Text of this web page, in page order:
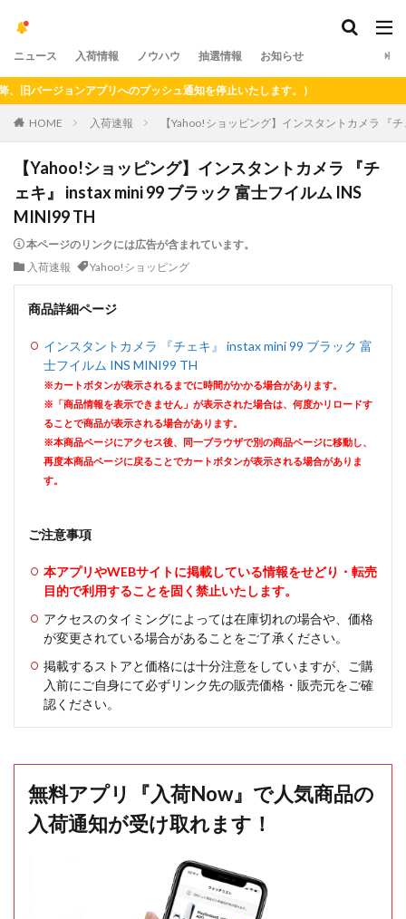
ニュース 入荷情報 ノウハウ 抽選情報 お知らせ
ジョンアプリへのプッシュ通知を停止いたします。）
HOME 入荷速報 【Yahoo!ショッピング】インスタントカメラ 『
【Yahoo!ショッピング】インスタントカメラ 『チ
ェキ』 instax mini 99 ブラック 富士フイルム INS
MINI99 TH
本ページのリンクには広告が含まれています。
入荷速報
Yahoo!ショッピング
商品詳細ページ
インスタントカメラ 『チェキ』 instax mini 99 ブラック 富
士フイルム INS MINI99 TH
※カートボタンが表示されるまでに時間がかかる場合があります。
※「商品情報を表示できません」が表示された場合は、何度かリロードす
ることで商品が表示される場合があります。
※本商品ページにアクセス後、同一ブラウザで別の商品ページに移動し、
再度本商品ページに戻ることでカートボタンが表示される場合がありま
す。
ご注意事項
本アプリやWEBサイトに掲載している情報をせどり・転売
目的で利用することを固く禁止いたします。
アクセスのタイミングによっては在庫切れの場合や、価格
が変更されている場合があることをご了承ください。
掲載するストアと価格には十分注意をしていますが、ご購
入前にご自身にて必ずリンク先の販売価格・販売元をご確
認ください。
無料アプリ『入荷Now』で人気商品の
入荷通知が受け取れます！